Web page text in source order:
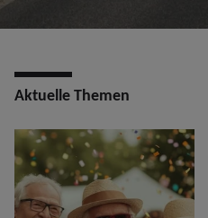
Aktuelle Themen